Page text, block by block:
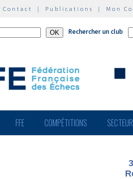
Contact | Publications | Mon
Rechercher un club
FFE COMPÉTITIONS